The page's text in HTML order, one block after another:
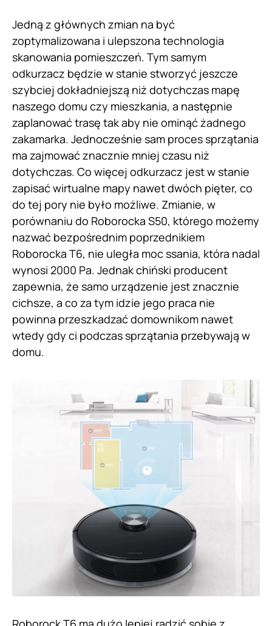
Jedną z głównych zmian na być
zoptymalizowana i ulepszona technologia
skanowania pomieszczeń. Tym samym
odkurzacz będzie w stanie stworzyć jeszcze
szybciej dokładniejszą niż dotychczas mapę
naszego domu czy mieszkania, a następnie
zaplanować trasę tak aby nie ominąć żadnego
zakamarka. Jednocześnie sam proces sprzątania
ma zajmować znacznie mniej czasu niż
dotychczas. Co więcej odkurzacz jest w stanie
zapisać wirtualne mapy nawet dwóch pięter, co
do tej pory nie było możliwe. Zmianie, w
porównaniu do Roborocka S50, którego możemy
nazwać bezpośrednim poprzednikiem
Roborocka T6, nie uległa moc ssania, która nadal
wynosi 2000 Pa. Jednak chiński producent
zapewnia, że samo urządzenie jest znacznie
cichsze, a co za tym idzie jego praca nie
powinna przeszkadzać domownikom nawet
wtedy gdy ci podczas sprzątania przebywają w
domu.